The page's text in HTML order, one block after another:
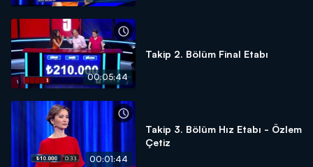
00:05:44
Takip 2. Bölüm Final Etabı
00:01:44
Takip 3. Bölüm Hız Etabı - Özlem
Çetiz